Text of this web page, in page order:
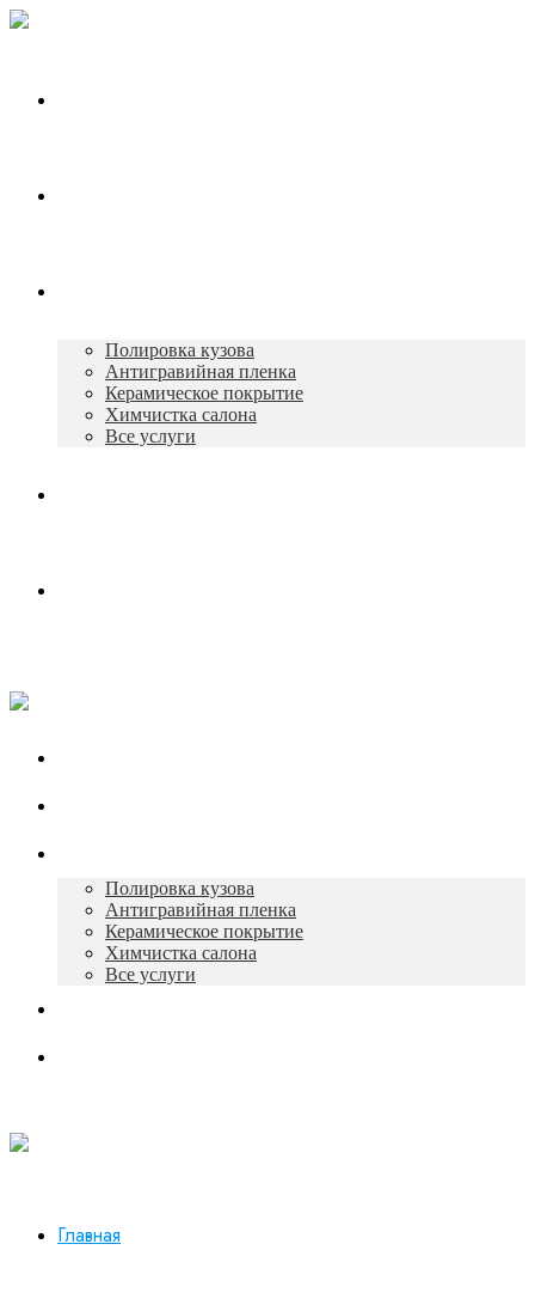
Полировка кузова
Антигравийная пленка
Керамическое покрытие
Химчистка салона
Все услуги
Полировка кузова
Антигравийная пленка
Керамическое покрытие
Химчистка салона
Все услуги
Главная